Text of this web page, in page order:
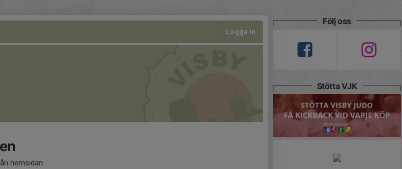
Logga in
hemsidan.
Följ oss
Stötta VJK